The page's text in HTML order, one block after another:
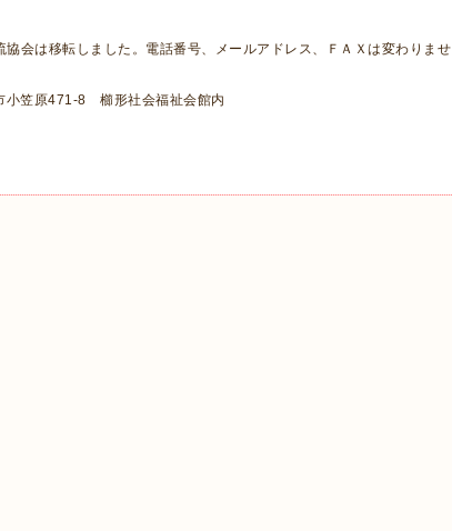
会は移転しました。電話番号、メールアドレス、ＦＡＸは変わりませ
笠原471-8 櫛形社会福祉会館内